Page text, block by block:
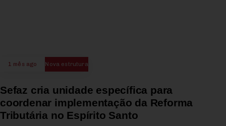
1 mês ago Nova estrutura
Sefaz cria unidade específica para
coordenar implementação da Reforma
Tributária no Espírito Santo